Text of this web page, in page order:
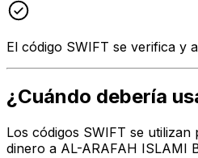
El código SWIFT se verifica y
¿Cuándo debería
Los códigos SWIFT se
dinero a AL-ARAFAH ISLAMI